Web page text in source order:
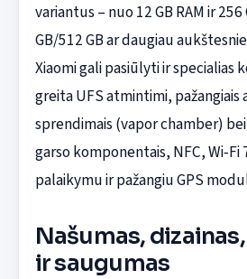
variantus – nuo 12 GB RAM ir
GB/512 GB ar daugiau
Xiaomi gali pasiūlyti ir specialias
greita UFS atmintimi, pažangiais
sprendimais (vapor chamber)
garso komponentais, NFC, Wi‑Fi
palaikymu ir pažangiu GPS
Našumas,
ir saugumas